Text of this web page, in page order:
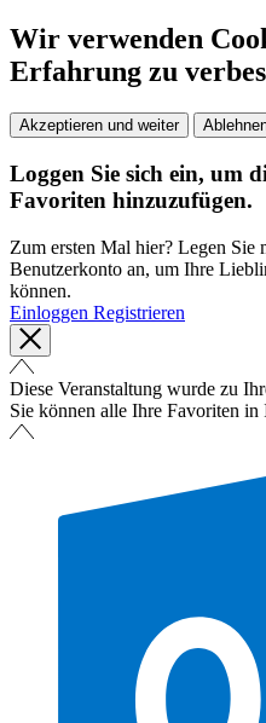
Wir verwenden
Erfahrung zu
Akzeptieren und weiter
Loggen Sie sich ein, um
Favoriten hinzuzufügen.
Zum ersten Mal hier? Legen
Benutzerkonto an, um Ihre
können.
Einloggen Registrieren
Diese Veranstaltung wurde zu
Sie können alle Ihre Favoriten